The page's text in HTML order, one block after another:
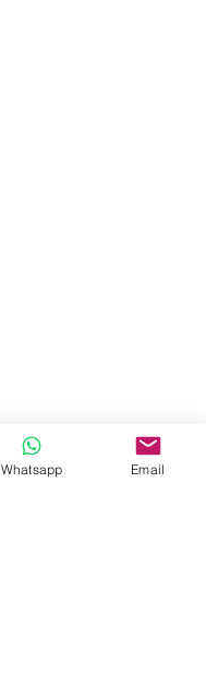
desazolve drenaje
Whatsapp Email